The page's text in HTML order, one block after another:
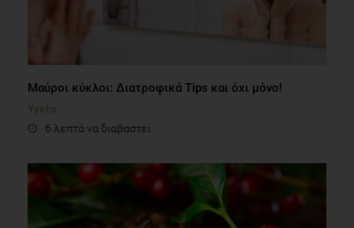
Μαύροι κύκλοι: Διατροφικά Tips και όχι μόνο!
Υγεία
6 λεπτά να διαβαστεί